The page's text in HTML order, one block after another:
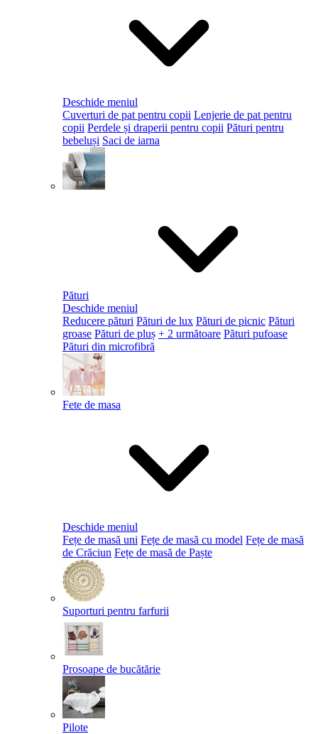
Deschide meniul
Cuverturi de pat pentru copii Lenjerie de pat pentru
copii Perdele și draperii pentru copii Pături pentru
bebeluși Saci de iarna
Pături
Deschide meniul
Reducere pături Pături de lux Pături de picnic Pături
groase Pături de pluș + 2 următoare Pături pufoase
Pături din microfibră
Fete de masa
Deschide meniul
Fețe de masă uni Fețe de masă cu model Fețe de masă
de Crăciun Fețe de masă de Paște​
Suporturi pentru farfurii
Prosoape de bucătărie
Pilote